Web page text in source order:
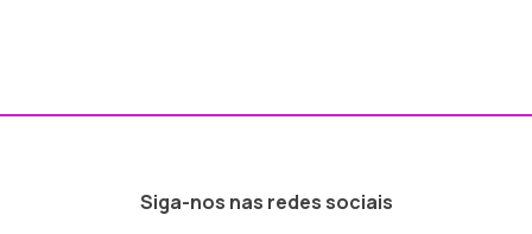
Siga-nos nas redes sociais